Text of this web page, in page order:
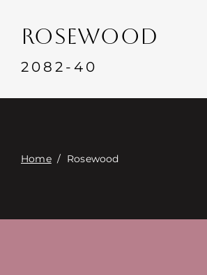
Εκδηλώσεις
Επαφή
ROSEWOOD
2082-40
Home/ Rosewood